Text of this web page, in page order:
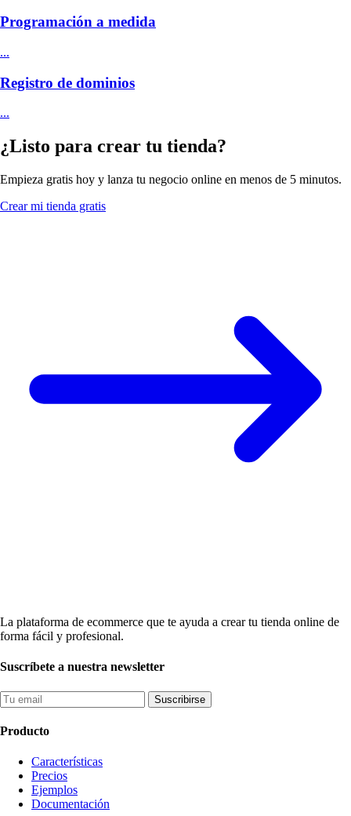
Programación a medida
...
Registro de dominios
...
¿Listo para crear tu tienda?
Empieza gratis hoy y lanza tu negocio online en menos de 5 minutos.
Crear mi tienda gratis
La plataforma de ecommerce que te ayuda a crear tu tienda online de
forma fácil y profesional.
Suscríbete a nuestra newsletter
Suscribirse
Producto
Características
Precios
Ejemplos
Documentación